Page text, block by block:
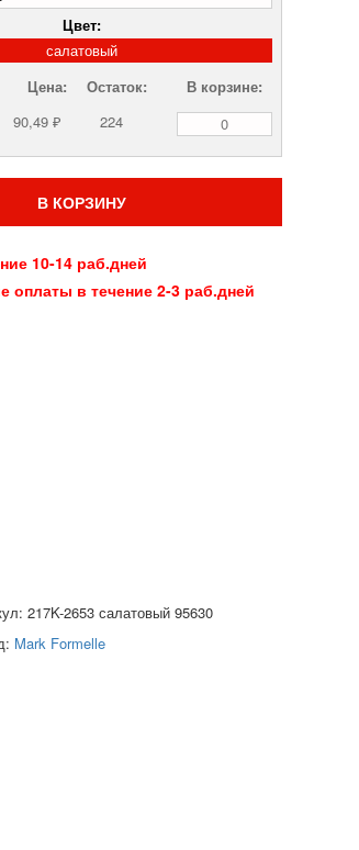
Цвет:
салатовый
Цена: Остаток:
В корзине:
90,49 ₽ 224
В КОРЗИНУ
10-14 раб.дней
оплаты в течение 2-3 раб.дней
217K-2653 салатовый 95630
Mark Formelle